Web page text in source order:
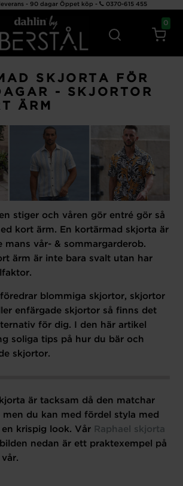
0
- 90 dagar Öppet köp - 0370-615 455
SKJORTA FÖR
- SKJORTOR
ÄRM
stiger och våren gör entré gör så
kort ärm. En kortärmad skjorta är
mans vår- & sommargarderob.
ärm är inte bara svalt utan har
blommiga skjortor, skjortor
enfärgade skjortor så finns det
för dig. I den här artikel
soliga tips på hur du bär och
skjortor.
är tacksam då den matchar
men du kan med fördel styla med
en krispig look. Vår
Raphael skjorta
nedan är ett praktexempel på